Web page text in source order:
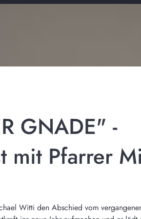
GNADE" -
mit Pfarrer
Witti den Abschied vom